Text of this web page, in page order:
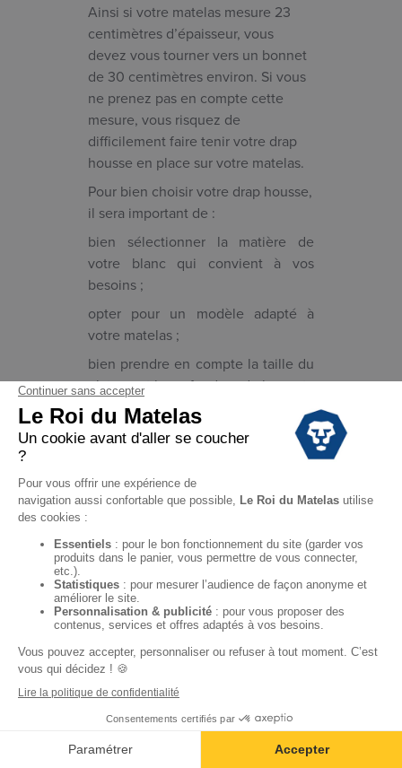
Ainsi si votre matelas mesure 23
centimètres d’épaisseur, vous
devez vous tourner vers un bonnet
de 30 centimètres environ. Si vous
ne prenez pas en compte cette
mesure, vous risquez de
difficilement faire tenir votre drap
housse en place sur votre matelas.
Pour bien choisir votre drap housse,
il sera important de :
bien sélectionner la matière de
votre blanc qui convient à vos
besoins ;
opter pour un modèle adapté à
votre matelas ;
bien prendre en compte la taille du
plateau et la profondeur du bonnet.
Autant de critères qui garantissent
une bonne qualité pour votre linge
de lit. Enfin, chez Le Roi du Matelas,
nos draps housses sont fabriqués
en France, tout comme nos matelas
fabrication vous offrent un excellent
bien-être et vous assurent une
tenue optimale dans le temps.
Découvrez notre sélection en stock
en magasin ou sur notre site
leroidumatelas.fr disponible à la
livraison.
RETROUVEZ
TOUTES LES
TAILLES DE DRAP